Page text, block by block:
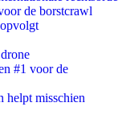
de borstcrawl
#1 voor de
helpt misschien